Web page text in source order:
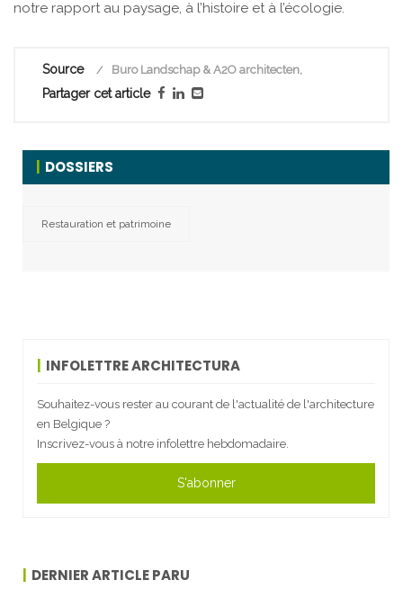
notre rapport au paysage, à l’histoire et à l’écologie.
Source Buro Landschap & A2O architecten,
Partager cet article
DOSSIERS
Restauration et patrimoine
INFOLETTRE ARCHITECTURA
Souhaitez-vous rester au courant de l'actualité de l'architecture
en Belgique ?
Inscrivez-vous à notre infolettre hebdomadaire.
S'abonner
DERNIER ARTICLE PARU